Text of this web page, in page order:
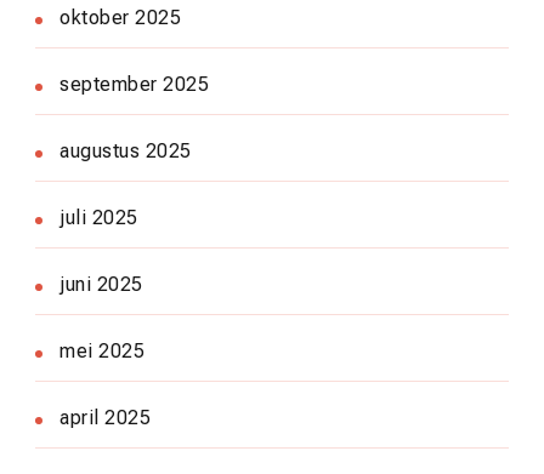
oktober 2025
september 2025
augustus 2025
juli 2025
juni 2025
mei 2025
april 2025